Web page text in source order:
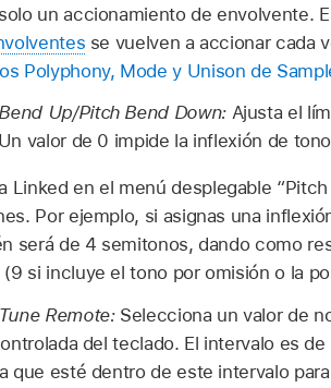
un accionamiento de envolvente.
se vuelven a accionar cada
Polyphony, Mode y Unison de
Up/Pitch Bend Down:Ajusta el
valor de 0 impide la inflexión de
Linked en el menú desplegable
Por ejemplo, si asignas una
será de 4 semitonos, dando como
si incluye el tono por omisión o la
Remote:Selecciona un valor de
del teclado. El intervalo es
que esté dentro de este intervalo